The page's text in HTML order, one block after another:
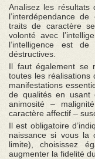
Analisez les résultats
l’interdépendance
traits de caractère
volonté avec
l’intelligence est
déstructives.
Il faut également se
toutes les réalisations
manifestations
de qualités en usant
animosité –
caractère affectif –
Il est obligatoire
naissance si vous la
limite), choisissez
augmenter la fidelité